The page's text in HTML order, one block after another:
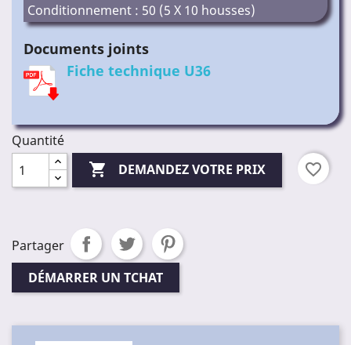
Conditionnement : 50 (5 X 10 housses)
Documents joints
Fiche technique U36
Quantité
 DEMANDEZ VOTRE PRIX favorite_border
Partager
DÉMARRER UN TCHAT